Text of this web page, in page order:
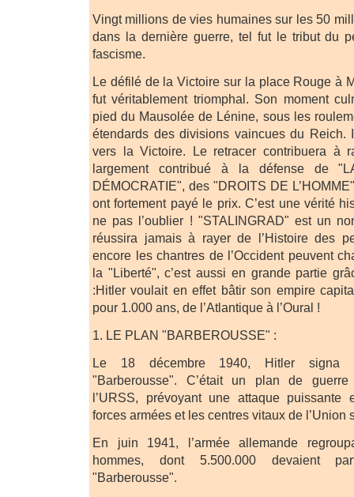
Vingt millions de vies humaines sur les 50
dans la dernière guerre, tel fut le tribut du
fascisme.
Le défilé de la Victoire sur la place Rouge à
fut véritablement triomphal. Son moment
pied du Mausolée de Lénine, sous les
étendards des divisions vaincues du Reich.
vers la Victoire. Le retracer contribuera à
largement contribué à la défense de
DÉMOCRATIE", des "DROITS DE
ont fortement payé le prix. C’est une vérité
ne pas l’oublier ! "STALINGRAD" est un
réussira jamais à rayer de l’Histoire des
encore les chantres de l’Occident peuvent
la "Liberté", c’est aussi en grande partie
:Hitler voulait en effet bâtir son empire
pour 1.000 ans, de l’Atlantique à l’Oural !
1. LE PLAN "BARBEROUSSE" :
Le 18 décembre 1940, Hitler signa
"Barberousse". C’était un plan de
l’URSS, prévoyant une attaque puissante
forces armées et les centres vitaux de l’Union
En juin 1941, l’armée allemande
hommes, dont 5.500.000 devaient
"Barberousse".